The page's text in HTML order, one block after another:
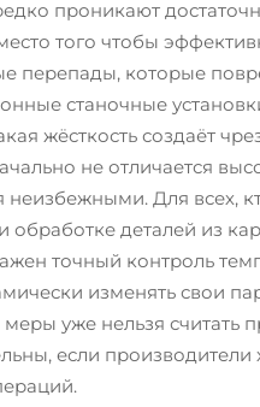
проникают
того чтобы
перепады, которые
станочные
жёсткость создаёт
не отличается
неизбежными. Для всех,
обработке деталей из
точный контроль
изменять свои
уже нельзя считать
если производители